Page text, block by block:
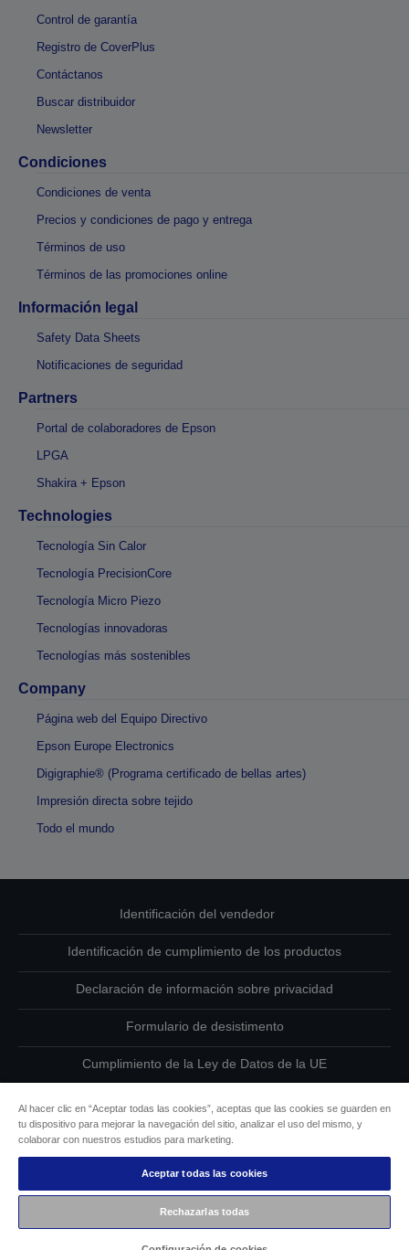
Control de garantía
Registro de CoverPlus
Contáctanos
Buscar distribuidor
Newsletter
Condiciones
Condiciones de venta
Precios y condiciones de pago y entrega
Términos de uso
Términos de las promociones online
Información legal
Safety Data Sheets
Notificaciones de seguridad
Partners
Portal de colaboradores de Epson
LPGA
Shakira + Epson
Technologies
Tecnología Sin Calor
Tecnología PrecisionCore
Tecnología Micro Piezo
Tecnologías innovadoras
Tecnologías más sostenibles
Company
Página web del Equipo Directivo
Epson Europe Electronics
Digigraphie® (Programa certificado de bellas artes)
Impresión directa sobre tejido
Todo el mundo
Identificación del vendedor
Identificación de cumplimiento de los productos
Declaración de información sobre privacidad
Formulario de desistimento
Cumplimiento de la Ley de Datos de la UE
Información sobre cookies
Compromiso de accesibilidad de Epson
Copyright © 2026 Seiko Epson
Al hacer clic en “Aceptar todas las cookies”, aceptas que las cookies se guarden en
tu dispositivo para mejorar la navegación del sitio, analizar el uso del mismo, y
colaborar con nuestros estudios para marketing.
Aceptar todas las cookies
Rechazarlas todas